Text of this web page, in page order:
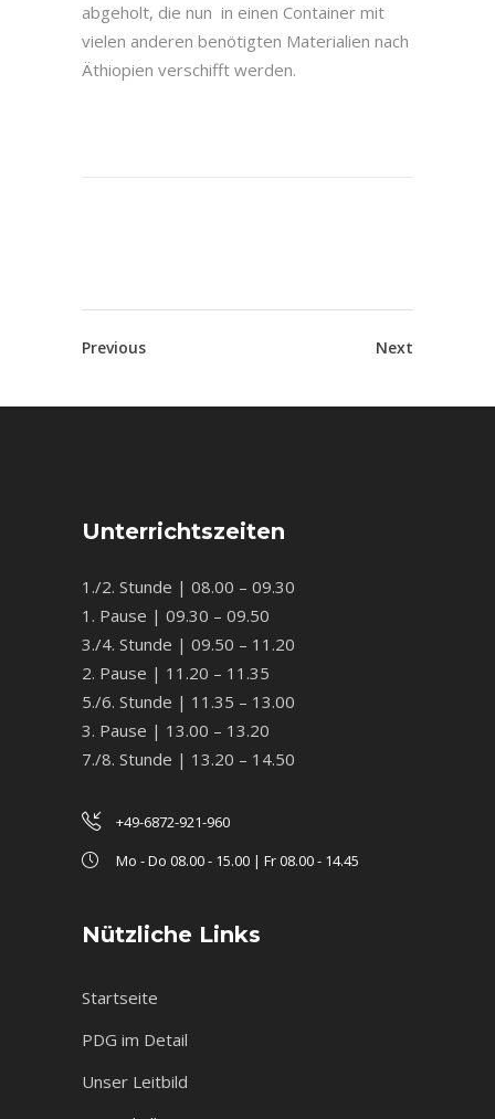
abgeholt, die nun in einen Container mit
vielen anderen benötigten Materialien nach
Äthiopien verschifft werden.
Previous Next
Unterrichtszeiten
1./2. Stunde | 08.00 – 09.30
1. Pause | 09.30 – 09.50
3./4. Stunde | 09.50 – 11.20
2. Pause | 11.20 – 11.35
5./6. Stunde | 11.35 – 13.00
3. Pause | 13.00 – 13.20
7./8. Stunde | 13.20 – 14.50
+49-6872-921-960
Mo - Do 08.00 - 15.00 | Fr 08.00 - 14.45
Nützliche Links
Startseite
PDG im Detail
Unser Leitbild